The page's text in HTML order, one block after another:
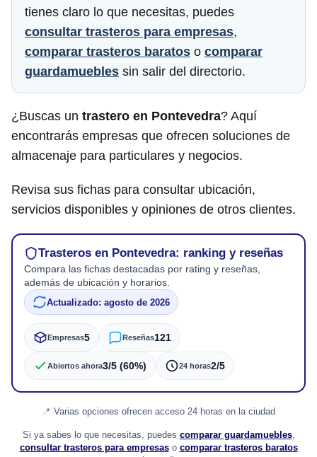
tienes claro lo que necesitas, puedes
consultar trasteros para empresas,
comparar trasteros baratos o comparar
guardamuebles sin salir del directorio.
¿Buscas un trastero en Pontevedra? Aquí
encontrarás empresas que ofrecen soluciones de
almacenaje para particulares y negocios.
Revisa sus fichas para consultar ubicación,
servicios disponibles y opiniones de otros clientes.
Trasteros en Pontevedra: ranking y reseñas
Compara las fichas destacadas por rating y reseñas,
además de ubicación y horarios.
Actualizado: agosto de 2026
Empresas5 Reseñas121
Abiertos ahora3/5 (60%) 24 horas2/5
Varias opciones ofrecen acceso 24 horas en la ciudad
Si ya sabes lo que necesitas, puedes comparar guardamuebles,
consultar trasteros para empresaso comparar trasteros baratos